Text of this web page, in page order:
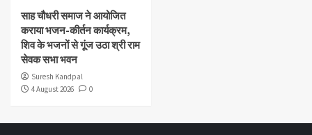
साह चौधरी समाज ने आयोजित
कराया भजन-कीर्तन कार्यक्रम,
शिव के भजनों से गूंज उठा श्री राम
सेवक सभा भवन
Suresh Kandpal
4 August 2026
0